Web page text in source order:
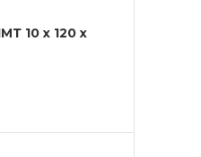
10 х 120 х